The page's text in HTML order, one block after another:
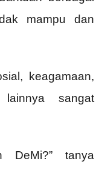
mampu dan
keagamaan,
sangat
DeMi?” tanya